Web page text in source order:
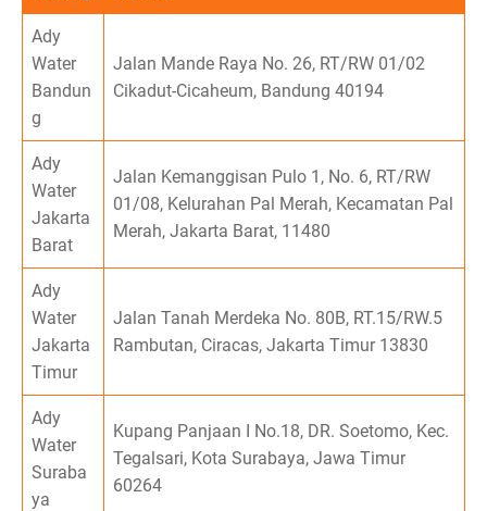
Ady
Water
Bandun
g
Jalan Mande Raya No. 26, RT/RW 01/02
Cikadut-Cicaheum, Bandung 40194
Ady
Water
Jakarta
Barat
Jalan Kemanggisan Pulo 1, No. 6, RT/RW
01/08, Kelurahan Pal Merah, Kecamatan Pal
Merah, Jakarta Barat, 11480
Ady
Water
Jakarta
Timur
Jalan Tanah Merdeka No. 80B, RT.15/RW.5
Rambutan, Ciracas, Jakarta Timur 13830
Ady
Water
Suraba
ya
Kupang Panjaan I No.18, DR. Soetomo, Kec.
Tegalsari, Kota Surabaya, Jawa Timur
60264